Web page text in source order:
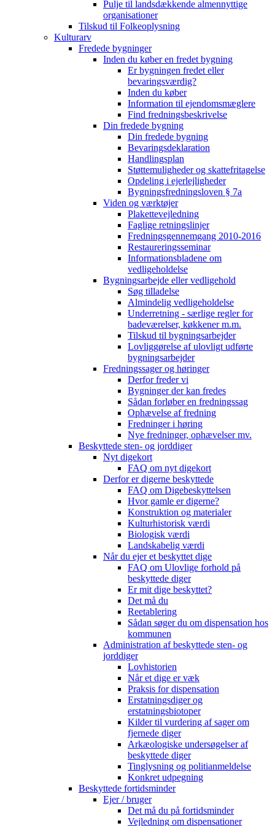
Pulje til landsdækkende almennyttige
organisationer
Tilskud til Folkeoplysning
Kulturarv
Fredede bygninger
Inden du køber en fredet bygning
Er bygningen fredet eller
bevaringsværdig?
Inden du køber
Information til ejendomsmæglere
Find fredningsbeskrivelse
Din fredede bygning
Din fredede bygning
Bevaringsdeklaration
Handlingsplan
Støttemuligheder og skattefritagelse
Opdeling i ejerlejligheder
Bygningsfredningsloven § 7a
Viden og værktøjer
Plakettevejledning
Faglige retningslinjer
Fredningsgennemgang 2010-2016
Restaureringsseminar
Informationsbladene om
vedligeholdelse
Bygningsarbejde eller vedligehold
Søg tilladelse
Almindelig vedligeholdelse
Underretning - særlige regler for
badeværelser, køkkener m.m.
Tilskud til bygningsarbejder
Lovliggørelse af ulovligt udførte
bygningsarbejder
Fredningssager og høringer
Derfor freder vi
Bygninger der kan fredes
Sådan forløber en fredningssag
Ophævelse af fredning
Fredninger i høring
Nye fredninger, ophævelser mv.
Beskyttede sten- og jorddiger
Nyt digekort
FAQ om nyt digekort
Derfor er digerne beskyttede
FAQ om Digebeskyttelsen
Hvor gamle er digerne?
Konstruktion og materialer
Kulturhistorisk værdi
Biologisk værdi
Landskabelig værdi
Når du ejer et beskyttet dige
FAQ om Ulovlige forhold på
beskyttede diger
Er mit dige beskyttet?
Det må du
Reetablering
Sådan søger du om dispensation hos
kommunen
Administration af beskyttede sten- og
jorddiger
Lovhistorien
Når et dige er væk
Praksis for dispensation
Erstatningsdiger og
erstatningsbiotoper
Kilder til vurdering af sager om
fjernede diger
Arkæologiske undersøgelser af
beskyttede diger
Tinglysning og politianmeldelse
Konkret udpegning
Beskyttede fortidsminder
Ejer / bruger
Det må du på fortidsminder
Vejledning om dispensationer